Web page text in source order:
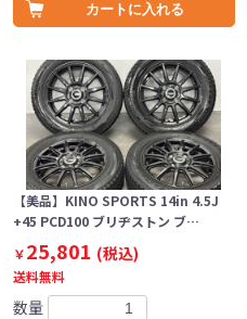
カートに入れる
【美品】KINO SPORTS 14in 4.5J
+45 PCD100 ブリヂストン ブ…
￥25,801 (税込)
送料無料
数量